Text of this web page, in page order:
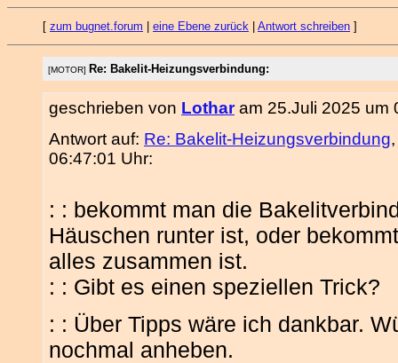
[ zum bugnet.forum eine Ebene zurück Antwort schreiben ]
[MOTOR] Re: Bakelit-Heizungsverbindung:
geschrieben von Lotharam 25.Juli 2025 um
Antwort auf: Re: Bakelit-Heizungsverbindung
06:47:01 Uhr:
: : bekommt man die
Häuschen runter ist, oder
alles zusammen ist.
: : Gibt es einen speziellen Trick?
: : Über Tipps wäre ich dankbar.
nochmal anheben.